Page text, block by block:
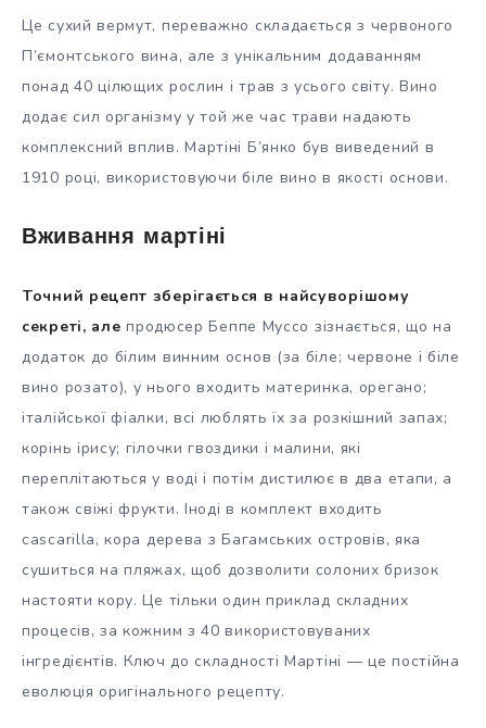
Це сухий вермут, переважно складається з червоного
П’ємонтського вина, але з унікальним додаванням
понад 40 цілющих рослин і трав з усього світу. Вино
додає сил організму у той же час трави надають
комплексний вплив. Мартіні Б’янко був виведений в
1910 році, використовуючи біле вино в якості основи.
Вживання мартіні
Точний рецепт зберігається в найсуворішому
секреті, але продюсер Беппе Муссо зізнається, що на
додаток до білим винним основ (за біле; червоне і біле
вино розато), у нього входить материнка, орегано;
італійської фіалки, всі люблять їх за розкішний запах;
корінь ірису; гілочки гвоздики і малини, які
переплітаються у воді і потім дистилює в два етапи, а
також свіжі фрукти. Іноді в комплект входить
cascarilla, кора дерева з Багамських островів, яка
сушиться на пляжах, щоб дозволити солоних бризок
настояти кору. Це тільки один приклад складних
процесів, за кожним з 40 використовуваних
інгредієнтів. Ключ до складності Мартіні — це постійна
еволюція оригінального рецепту.